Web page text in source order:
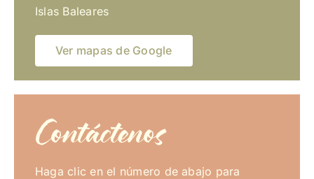
Islas Baleares
Ver mapas de Google
Contáctenos
Haga clic en el número de abajo para